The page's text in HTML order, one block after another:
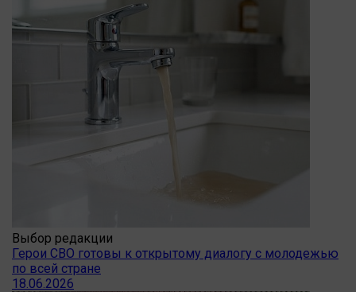
Выбор редакции
Герои СВО готовы к открытому диалогу с молодежью
по всей стране
18.06.2026